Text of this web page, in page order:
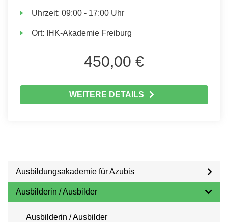
Uhrzeit:09:00 - 17:00 Uhr
Ort: IHK-Akademie Freiburg
450,00 €
WEITERE DETAILS
Ausbildungsakademie für Azubis
Ausbilderin / Ausbilder
Ausbilderin / Ausbilder